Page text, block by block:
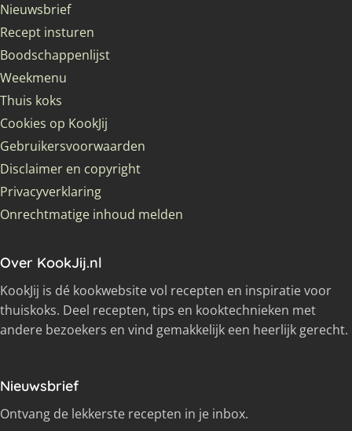
Nieuwsbrief
Recept insturen
Boodschappenlijst
Weekmenu
Thuis koks
Cookies op KookJij
Gebruikersvoorwaarden
Disclaimer en copyright
Privacyverklaring
Onrechtmatige inhoud melden
Over KookJij.nl
KookJij is dé kookwebsite vol recepten en inspiratie voor
thuiskoks. Deel recepten, tips en kooktechnieken met
andere bezoekers en vind gemakkelijk een heerlijk gerecht.
Nieuwsbrief
Ontvang de lekkerste recepten in je inbox.